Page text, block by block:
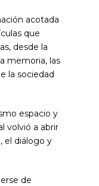
acotada
que
desde la
memoria, las
la sociedad
espacio y
volvió a abrir
el diálogo y
de